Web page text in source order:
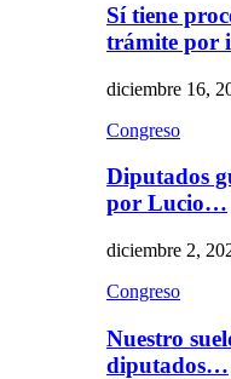
Sí tiene
trámite por
diciembre 16,
Congreso
Diputados
por Lucio…
diciembre 2,
Congreso
Nuestro
diputados…